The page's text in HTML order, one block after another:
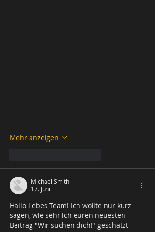
Mehr anzeigen
Michael Smith
17. Juni
Hallo liebes Team! Ich wollte nur kurz
sagen, wie sehr ich euren neuesten
Beitrag "Wir suchen dich!" geschätzt